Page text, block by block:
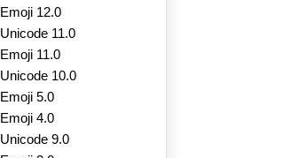
Emoji 12.0
Unicode 11.0
Emoji 11.0
Unicode 10.0
Emoji 5.0
Emoji 4.0
Unicode 9.0